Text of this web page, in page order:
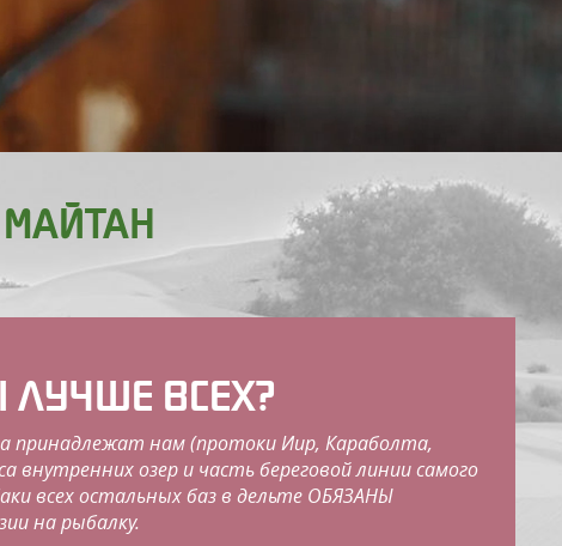
ВСЕХ?
принадлежат нам(протоки Иир, Караболта,
внутренних озер и часть береговой линии самого
всех остальных баз в дельте ОБЯЗАНЫ
на рыбалку.